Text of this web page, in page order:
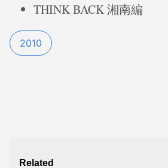
THINK BACK 湘南編
2010
Related